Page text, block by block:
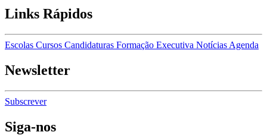
Links Rápidos
Escolas Cursos Candidaturas Formação Executiva Notícias Agenda
Newsletter
Subscrever
Siga-nos